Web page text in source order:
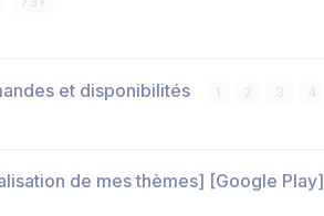
et disponibilités
de mes thèmes] [Google Play]